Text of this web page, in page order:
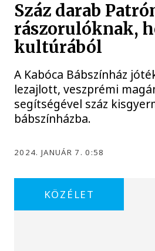
Száz darab
rászorulóknak,
kultúrából
A Kabóca Bábszínház
lezajlott, veszprémi
segítségével száz
bábszínházba.
2024. JANUÁR 7. 0:58
KÖZÉLET